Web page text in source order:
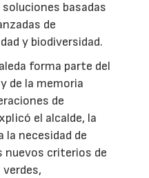
basadas
de
y biodiversidad.
forma parte del
de la memoria
de
el alcalde, la
la necesidad de
nuevos criterios de